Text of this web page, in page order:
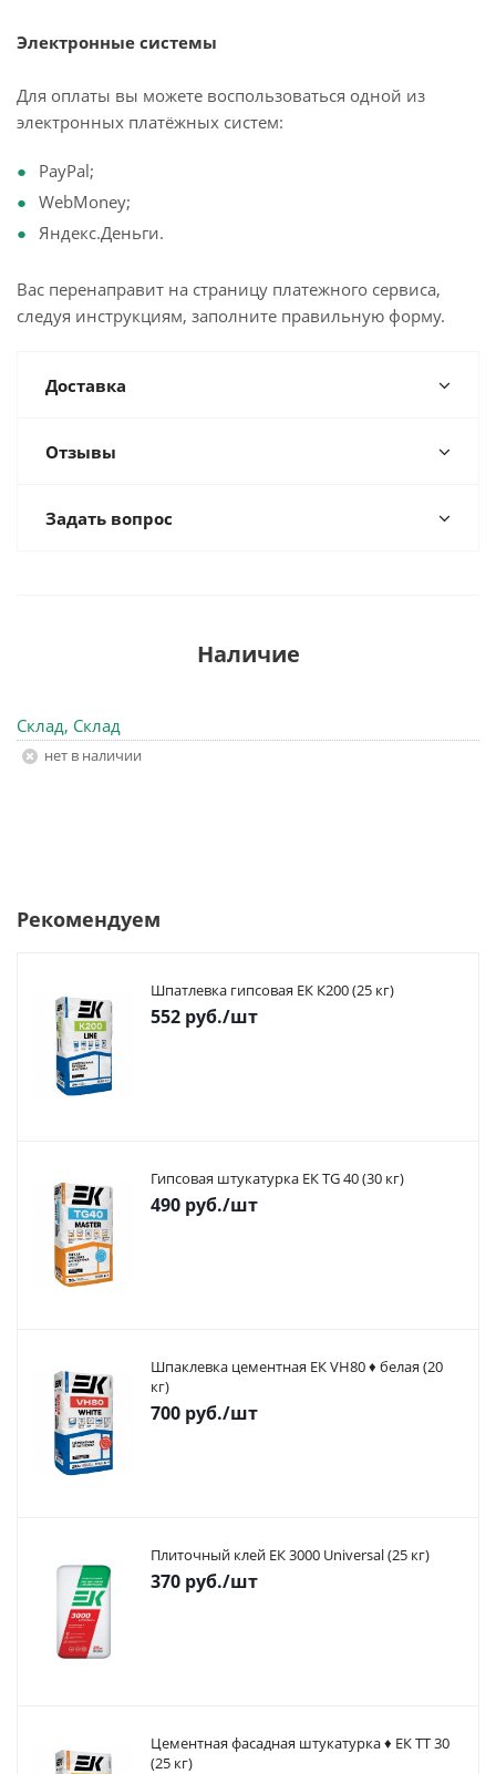
Электронные системы
Для оплаты вы можете воспользоваться одной из
электронных платёжных систем:
PayPal;
WebMoney;
Яндекс.Деньги.
Вас перенаправит на страницу платежного сервиса,
следуя инструкциям, заполните правильную форму.
Доставка
Отзывы
Задать вопрос
Наличие
Склад, Склад
Нет в наличии
Рекомендуем
Шпатлевка гипсовая ЕК К200 (25 кг)
552 руб./шт
Гипсовая штукатурка ЕК TG 40 (30 кг)
490 руб./шт
Шпаклевка цементная ЕК VH80 ♦ белая (20
кг)
700 руб./шт
Плиточный клей ЕК 3000 Universal (25 кг)
370 руб./шт
Цементная фасадная штукатурка ♦ ЕК ТТ 30
(25 кг)